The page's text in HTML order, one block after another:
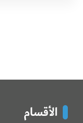
الأقسام